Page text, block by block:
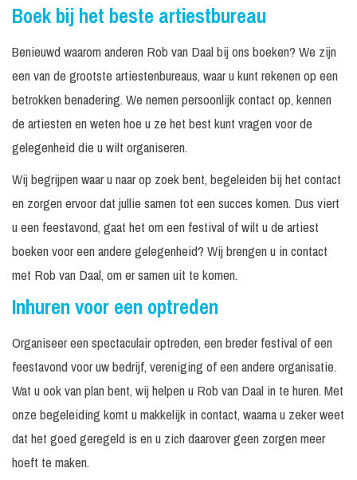
Boek bij het beste artiestbureau
Benieuwd waarom anderen Rob van Daal bij ons boeken? We zijn
een van de grootste artiestenbureaus, waar u kunt rekenen op een
betrokken benadering. We nemen persoonlijk contact op, kennen
de artiesten en weten hoe u ze het best kunt vragen voor de
gelegenheid die u wilt organiseren.
Wij begrijpen waar u naar op zoek bent, begeleiden bij het contact
en zorgen ervoor dat jullie samen tot een succes komen. Dus viert
u een feestavond, gaat het om een festival of wilt u de artiest
boeken voor een andere gelegenheid? Wij brengen u in contact
met Rob van Daal, om er samen uit te komen.
Inhuren voor een optreden
Organiseer een spectaculair optreden, een breder festival of een
feestavond voor uw bedrijf, vereniging of een andere organisatie.
Wat u ook van plan bent, wij helpen u Rob van Daal in te huren. Met
onze begeleiding komt u makkelijk in contact, waarna u zeker weet
dat het goed geregeld is en u zich daarover geen zorgen meer
hoeft te maken.